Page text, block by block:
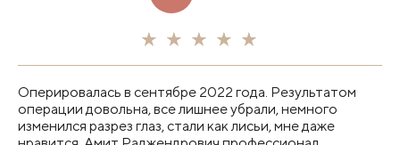
Оперировалась в сентябре 2022 года. Результатом
операции довольна, все лишнее убрали, немного
изменился разрез глаз, стали как лисьи, мне даже